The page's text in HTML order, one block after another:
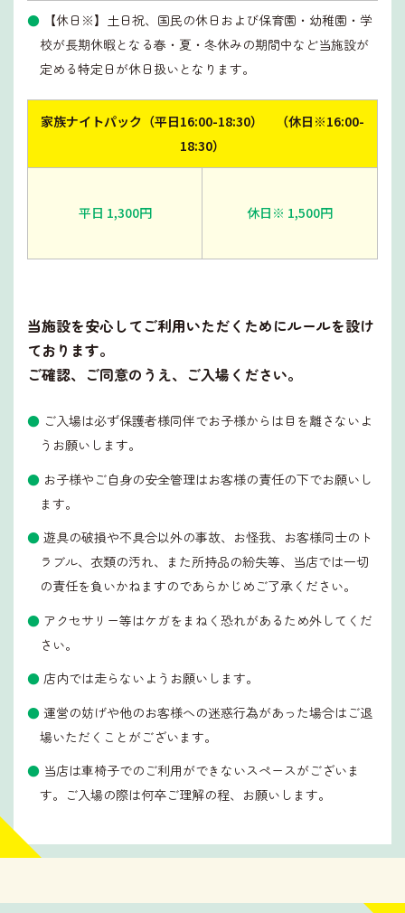
【休日※】土日祝、国民の休日および保育園・幼稚園・学
校が長期休暇となる春・夏・冬休みの期間中など当施設が
定める特定日が休日扱いとなります。
家族ナイトパック（平日16:00-18:30） （休日※16:00-
18:30）
平日 1,300円 休日※ 1,500円
当施設を安心してご利用いただくためにルールを設け
ております。
ご確認、ご同意のうえ、ご入場ください。
ご入場は必ず保護者様同伴でお子様からは目を離さないよ
うお願いします。
お子様やご自身の安全管理はお客様の責任の下でお願いし
ます。
遊具の破損や不具合以外の事故、お怪我、お客様同士のト
ラブル、衣類の汚れ、また所持品の紛失等、当店では一切
の責任を負いかねますのであらかじめご了承ください。
アクセサリー等はケガをまねく恐れがあるため外してくだ
さい。
店内では走らないようお願いします。
運営の妨げや他のお客様への迷惑行為があった場合はご退
場いただくことがございます。
当店は車椅子でのご利用ができないスペースがございま
す。ご入場の際は何卒ご理解の程、お願いします。